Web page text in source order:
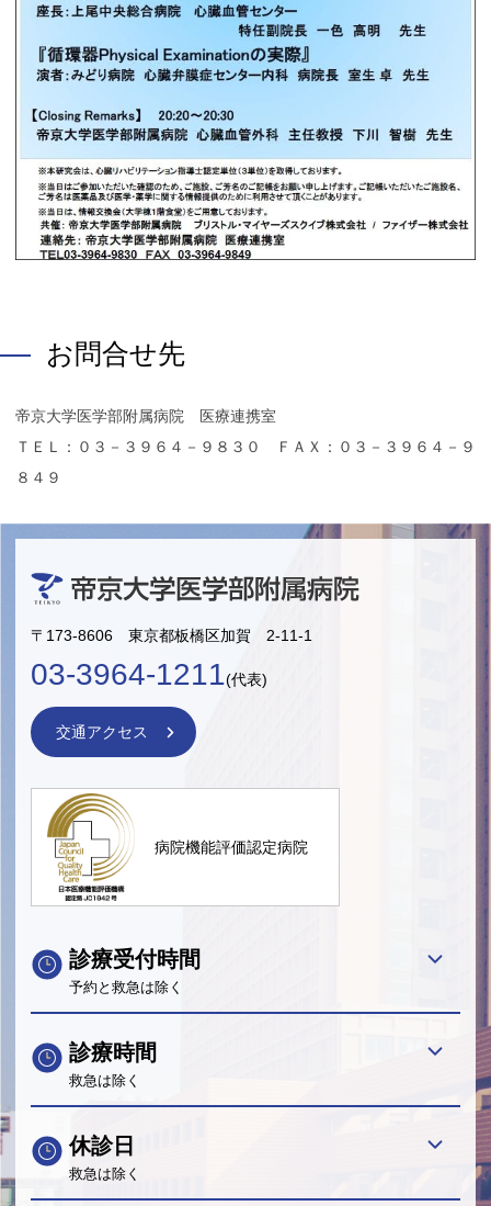
お問合せ先
帝京大学医学部附属病院 医療連携室
ＴＥＬ：０３－３９６４－９８３０ ＦＡＸ：０３－３９６４－９
８４９
〒173-8606 東京都板橋区加賀 2-11-1
03-3964-1211(代表)
交通アクセス
病院機能評価認定病院
診療受付時間
予約と救急は除く
診療時間
救急は除く
休診日
救急は除く